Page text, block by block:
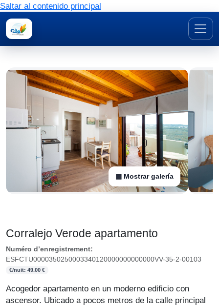
Saltar al contenido principal
▦ Mostrar galería
Corralejo Verode apartamento
Numéro d’enregistrement:
ESFCTU0000350250003340120000000000000VV-35-2-00103
€/nuit: 49.00 €
Acogedor apartamento en un moderno edificio con
ascensor. Ubicado a pocos metros de la calle principal